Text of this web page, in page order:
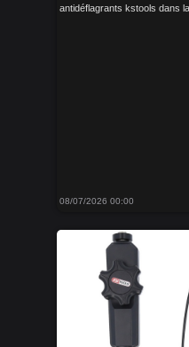
antidéflagrants kstools dans
08/07/2026 00:00